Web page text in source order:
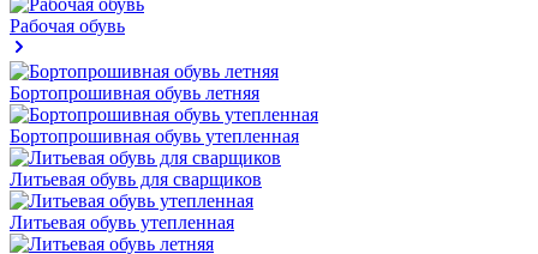
Рабочая обувь
Бортопрошивная обувь летняя
Бортопрошивная обувь утепленная
Литьевая обувь для сварщиков
Литьевая обувь утепленная